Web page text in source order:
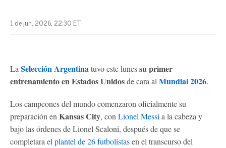
1 de jun, 2026, 22:30 ET
La Selección Argentinatuvo este lunessu primer
entrenamiento en Estados Unidosde cara al Mundial 2026.
Los campeones del mundo comenzaron oficialmente su
preparación en Kansas City, con Lionel Messi a la cabeza y
bajo las órdenes de Lionel Scaloni, después de que se
completara el plantel de 26 futbolistasen el transcurso del